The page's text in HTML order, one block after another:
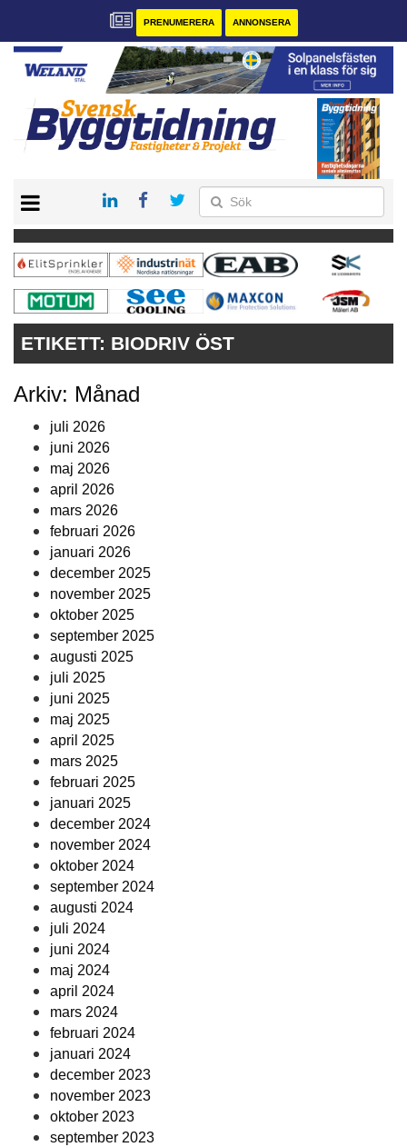
PRENUMERERA ANNONSERA
PRENUMERERA
VÅRA ANDRA MAGASIN
ANNONSERA
KONTAKT
ETIKETT: BIODRIV ÖST
Arkiv: Månad
juli 2026
juni 2026
maj 2026
april 2026
mars 2026
februari 2026
januari 2026
december 2025
november 2025
oktober 2025
september 2025
augusti 2025
juli 2025
juni 2025
maj 2025
april 2025
mars 2025
februari 2025
januari 2025
december 2024
november 2024
oktober 2024
september 2024
augusti 2024
juli 2024
juni 2024
maj 2024
april 2024
mars 2024
februari 2024
januari 2024
december 2023
november 2023
oktober 2023
september 2023